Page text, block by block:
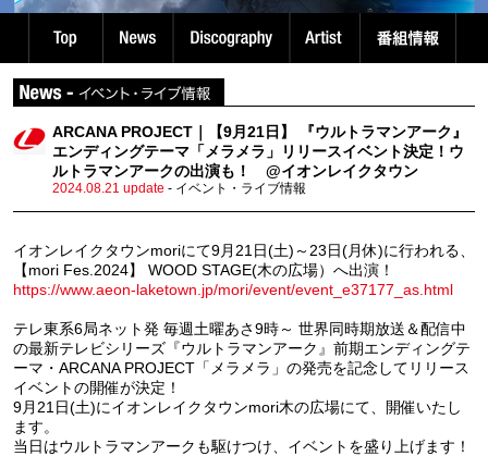
ARCANA PROJECT｜【9月21日】 『ウルトラマンアーク』
エンディングテーマ「メラメラ」リリースイベント決定！ウ
ルトラマンアークの出演も！ @イオンレイクタウン
2024.08.21 update - イベント・ライブ情報
イオンレイクタウンmoriにて9月21日(土)～23日(月休)に行われる、
【mori Fes.2024】 WOOD STAGE(木の広場）へ出演！
https://www.aeon-laketown.jp/mori/event/event_e37177_as.html
テレ東系6局ネット発 毎週土曜あさ9時～ 世界同時期放送＆配信中
の最新テレビシリーズ『ウルトラマンアーク』前期エンディングテ
ーマ・ARCANA PROJECT「メラメラ」の発売を記念してリリース
イベントの開催が決定！
9月21日(土)にイオンレイクタウンmori木の広場にて、開催いたし
ます。
当日はウルトラマンアークも駆けつけ、イベントを盛り上げます！